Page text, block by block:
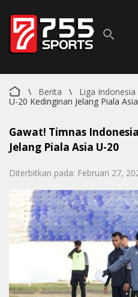
\ Berita \ Liga Indonesia
U-20 Kedinginan Jelang Piala
Gawat! Timnas
Jelang Piala Asia U-20
Diterbitkan pada: Februari 27,